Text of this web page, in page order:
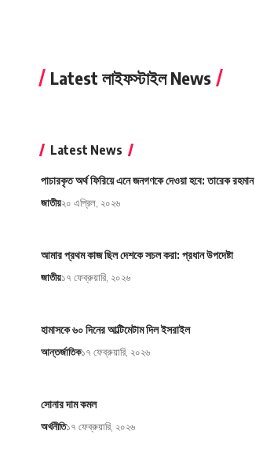
Latest লাইফস্টাইল News
Latest News
পাচারকৃত অর্থ ফিরিয়ে এনে জনগণকে দেওয়া হবে: তারেক রহমান
জাতীয়২০ এপ্রিল, ২০২৬
আমার প্রথম কাজ ছিল দেশকে সচল করা: প্রধান উপদেষ্টা
জাতীয়১৭ ফেব্রুয়ারি, ২০২৬
হামাসকে ৬০ দিনের আল্টিমেটাম দিল ইসরাইল
আন্তর্জাতিক১৭ ফেব্রুয়ারি, ২০২৬
সোনার দাম কমল
অর্থনীতি১৭ ফেব্রুয়ারি, ২০২৬